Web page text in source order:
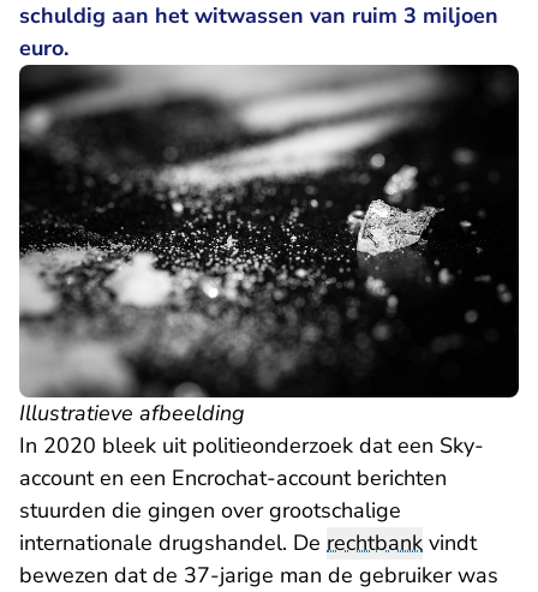
schuldig aan het witwassen van ruim 3 miljoen
euro.
Illustratieve afbeelding
In 2020 bleek uit politieonderzoek dat een Sky-
account en een Encrochat-account berichten
stuurden die gingen over grootschalige
internationale drugshandel. De rechtbank vindt
bewezen dat de 37-jarige man de gebruiker was